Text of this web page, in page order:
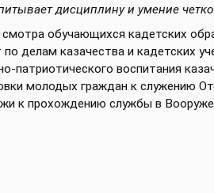
дисциплину и умение
смотра обучающихся кадетских
делам казачества и кадетских
патриотического воспитания
молодых граждан к служению
к прохождению службы в